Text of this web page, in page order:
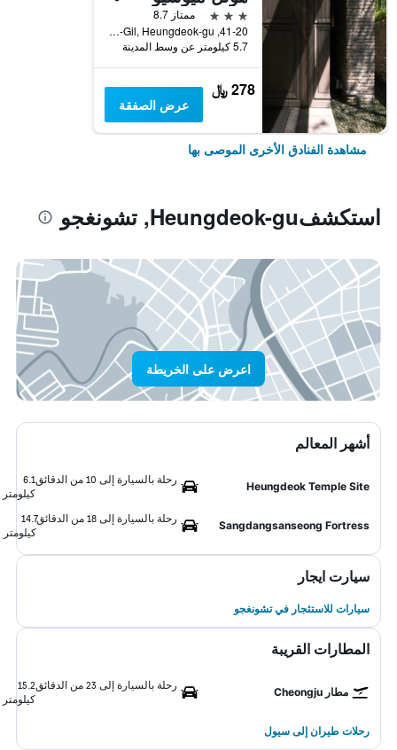
3 نجوم
ممتاز 8.7
41-20, Garosu-ro 1164Beon-Gil, Heungdeok-gu, تشونغجو, كوريا الجنوبية
5.7 كيلومتر عن وسط المدينة
278 ﷼
عرض الصفقة
مشاهدة الفنادق الأخرى الموصى بها
استكشفHeungdeok-gu, تشونغجو
اعرض على الخريطة
أشهر المعالم
Heungdeok Temple Site
رحلة بالسيارة إلى 10 من الدقائق
6.1
كيلومتر
Sangdangsanseong Fortress
رحلة بالسيارة إلى 18 من الدقائق
14.7
كيلومتر
سيارت ايجار
سيارات للاستئجار في تشونغجو
المطارات القريبة
مطار Cheongju
رحلة بالسيارة إلى 23 من الدقائق
15.2
كيلومتر
رحلات طيران إلى سيول